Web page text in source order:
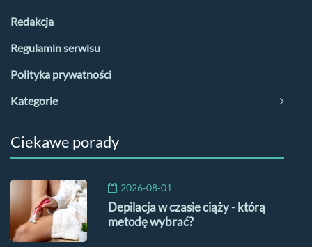
Redakcja
Regulamin serwisu
Polityka prywatności
Kategorie
Ciekawe porady
2026-08-01
Depilacja w czasie ciąży - którą
metodę wybrać?